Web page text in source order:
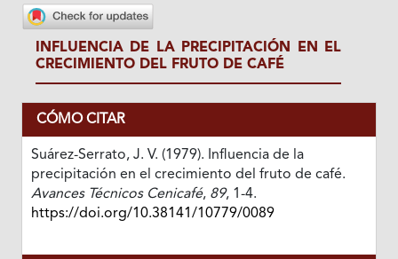
INFLUENCIA DE LA PRECIPITACIÓN EN EL
CRECIMIENTO DEL FRUTO DE CAFÉ
CÓMO CITAR
Suárez-Serrato, J. V. (1979). Influencia de la
precipitación en el crecimiento del fruto de café.
Avances Técnicos Cenicafé, 89, 1-4.
https://doi.org/10.38141/10779/0089